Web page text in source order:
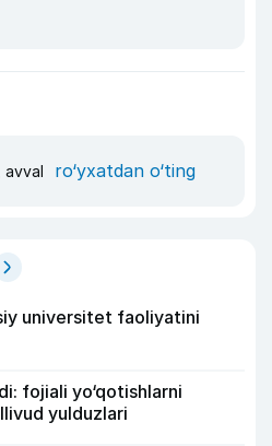
avval ro‘yxatdan o‘ting
universitet faoliyatini
fojiali yo‘qotishlarni
yulduzlari